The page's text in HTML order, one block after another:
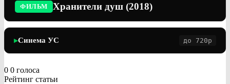
ФИЛЬМ Хранители душ (2018)
▶Синема УС до 720p
0 0 голоса
Рейтинг статьи